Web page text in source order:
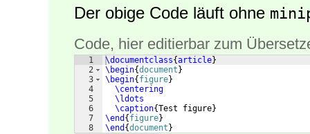
Der obige Code läuft ohne
Code, hier editierbar zum
1
2
3
4
5
6
7
8
\documentclass{article}
\begin{document }
\begin{ figure}
\centering
\ldots
\caption{Test figure}
\end { figure}
\end {document }